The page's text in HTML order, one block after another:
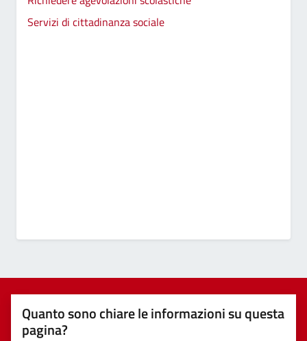
Servizi di cittadinanza sociale
Quanto sono chiare le informazioni su questa
pagina?